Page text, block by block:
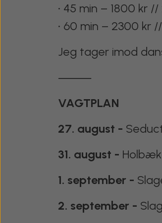
• 45 min – 1800 kr
• 60 min – 2300 kr
Jeg tager imod
⸻
VAGTPLAN
27. august -
31. august -
1. september -
2. september -